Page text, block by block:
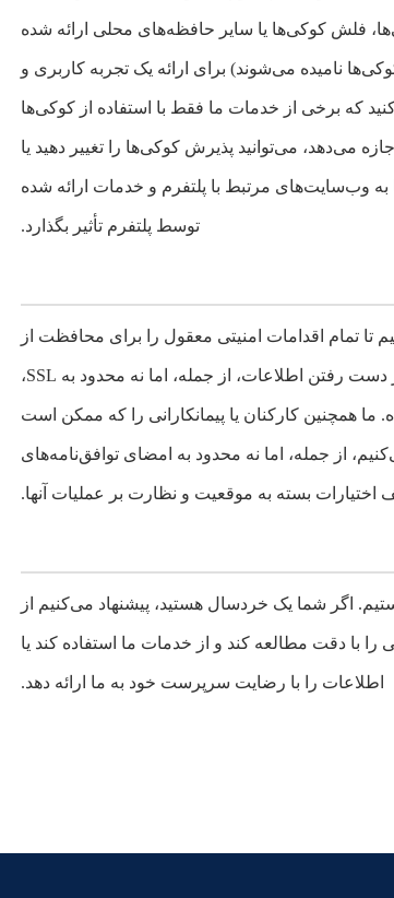
فلش کوکی‌ها یا سایر حافظه‌های محلی ارائه شده
نامیده می‌شوند) برای ارائه یک تجربه کاربری و
که برخی از خدمات ما فقط با استفاده از کوکی‌ها
می‌دهد، می‌توانید پذیرش کوکی‌ها را تغییر دهید یا
وب‌سایت‌های مرتبط با پلتفرم و خدمات ارائه شده
توسط پلتفرم تأثیر بگذارد.
تمام اقدامات امنیتی معقول را برای محافظت از
اطلاعات شما انجام دهیم، در صورت نشت، آسیب یا از دست رفتن اطلاعات، از جمله، اما نه محدود به SSL،
همچنین کارکنان یا پیمانکارانی را که ممکن است
از جمله، اما نه محدود به امضای توافق‌نامه‌های
اختیارات بسته به موقعیت و نظارت بر عملیات آنها.
اگر شما یک خردسال هستید، پیشنهاد می‌کنیم از
دقت مطالعه کند و از خدمات ما استفاده کند یا
اطلاعات را با رضایت سرپرست خود به ما ارائه دهد.